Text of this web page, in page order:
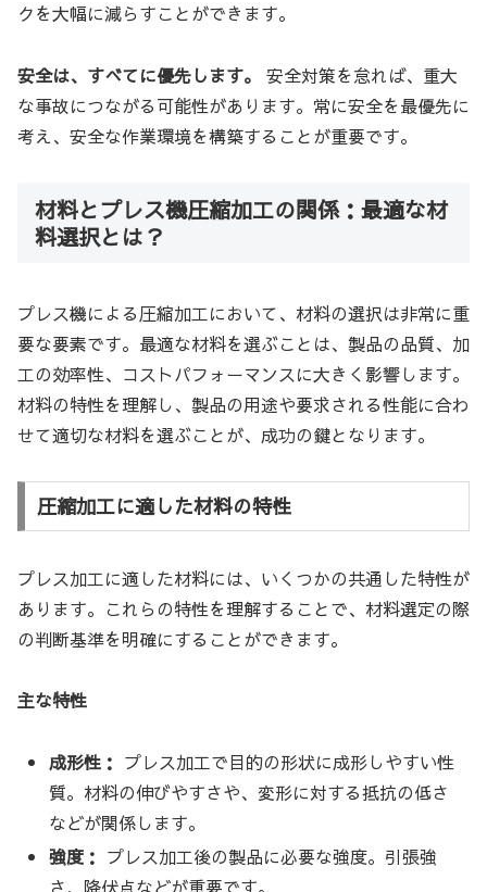
クを大幅に減らすことができます。
安全は、すべてに優先します。
安全対策を怠れば、重大
な事故につながる可能性があります。常に安全を最優先に
考え、安全な作業環境を構築することが重要です。
材料とプレス機圧縮加工の関係：最適な材
料選択とは？
プレス機による圧縮加工において、材料の選択は非常に重
要な要素です。最適な材料を選ぶことは、製品の品質、加
工の効率性、コストパフォーマンスに大きく影響します。
材料の特性を理解し、製品の用途や要求される性能に合わ
せて適切な材料を選ぶことが、成功の鍵となります。
圧縮加工に適した材料の特性
プレス加工に適した材料には、いくつかの共通した特性が
あります。これらの特性を理解することで、材料選定の際
の判断基準を明確にすることができます。
主な特性
成形性： プレス加工で目的の形状に成形しやすい性
質。材料の伸びやすさや、変形に対する抵抗の低さ
などが関係します。
強度： プレス加工後の製品に必要な強度。引張強
さ、降伏点などが重要です。